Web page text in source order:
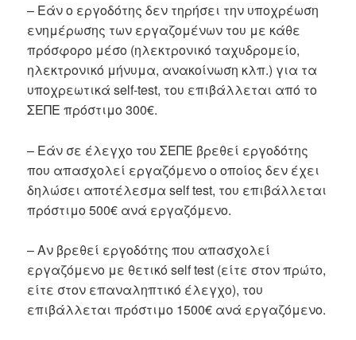
– Εάν ο εργοδότης δεν τηρήσει την υποχρέωση
ενημέρωσης των εργαζομένων του με κάθε
πρόσφορο μέσο (ηλεκτρονικό ταχυδρομείο,
ηλεκτρονικό μήνυμα, ανακοίνωση κλπ.) για τα
υποχρεωτικά self-test, του επιβάλλεται από το
ΣΕΠΕ πρόστιμο 300€.
– Εάν σε έλεγχο του ΣΕΠΕ βρεθεί εργοδότης
που απασχολεί εργαζόμενο ο οποίος δεν έχει
δηλώσει αποτέλεσμα self test, του επιβάλλεται
πρόστιμο 500€ ανά εργαζόμενο.
– Αν βρεθεί εργοδότης που απασχολεί
εργαζόμενο με θετικό self test (είτε στον πρώτο,
είτε στον επαναληπτικό έλεγχο), του
επιβάλλεται πρόστιμο 1500€ ανά εργαζόμενο.